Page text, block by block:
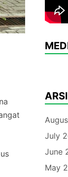
July
June
May